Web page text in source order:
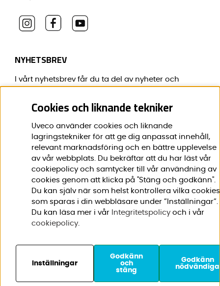
NYHETSBREV
I vårt nyhetsbrev får du ta del av nyheter och
Förnamn:*
© 2020-2026 Uveco AB. Vi
mer här
Cookies och liknande tekniker
Uveco använder cookies och liknande
lagringstekniker för att ge dig anpassat innehåll,
relevant marknadsföring och en bättre upplevelse
av vår webbplats. Du bekräftar att du har läst vår
cookiepolicy och samtycker till vår användning av
cookies genom att klicka på "Stäng och godkänn".
Du kan själv när som helst kontrollera vilka cookies
som sparas i din webbläsare under ”Inställningar”.
Du kan läsa mer i vår Integritetspolicy och i vår
cookiepolicy.
Inställningar
Godkänn
och
stäng
Godkänn
nödvändiga